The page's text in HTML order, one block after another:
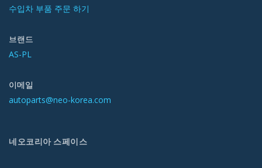
수입차 부품 주문 하기
브랜드
AS-PL
이메일
autoparts@neo-korea.com
네오코리아 스페이스